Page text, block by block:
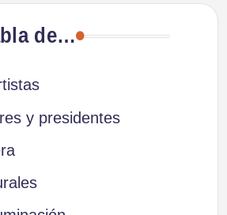
de…
y presidentes